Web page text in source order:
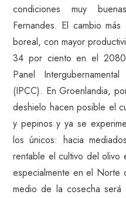
condiciones muy
Fernandes. El cambio
boreal, con mayor
34 por ciento en el
Panel
(IPCC). En Groenlandia,
deshielo hacen posible el
y pepinos y ya se
los únicos: hacia
rentable el cultivo del olivo
especialmente en el Norte
medio de la cosecha